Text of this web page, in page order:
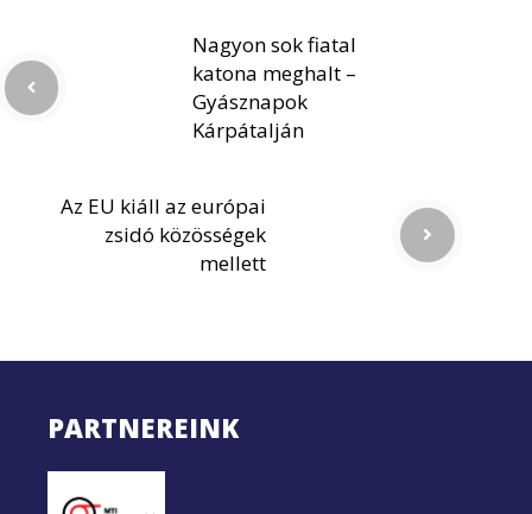
Nagyon sok fiatal
katona meghalt –
Gyásznapok
Kárpátalján
Az EU kiáll az európai
zsidó közösségek
mellett
PARTNEREINK